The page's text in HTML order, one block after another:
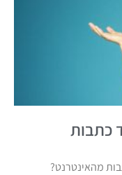
כתבות
מהאינטרנט?